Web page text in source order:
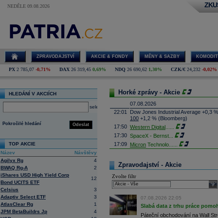
NEDĚLE 09.08.2026
ZPRAVODAJSTVÍ AKCIE & FONDY MĚNY & SAZBY
PX 2 785,07 -0,71% DAX 26 319,45 0,69% NDQ 26 690,62 1,30% CZK/€ 24,232 -0,02%
HLEDÁNÍ V AKCIÍCH
select
Odeslat
Pokročilé hledání
TOP AKCIE
Název
Návštěvy
Agilyx Rg
4
BWAQ Rg-A
2
iShares USD High Yield Corp
Bond UCITS ETF
12
Celsius
3
Adaptiv Select ETF
3
AtlasClear Rg
1
JPM BetaBuildrs Jp
4
Horké zprávy - Akcie
07.08.2026
22:01
Dow Jones Industrial Average +0,3
100 +1,2 % (Bloomberg)
17:50 Western Digital
17:30 SpaceX - Bernst
17:09 Micron Technolo
16:26
Objem obchodů s akciemi na
obchodů za poslední rok je 0,665
16:23 Zvýšení výroby balistických střel
nějakou dobu potrvá. Agentuře
Armin Papperger. Společná výroba
doplnit arzenál Spojeným státům,
(ČTK)
16:07 Conocophillips
Zpravodajství - Akcie
Zvolte filtr
07.08.2026 22:05
Slabá data z trhu práce
Páteční obchodování na Wall